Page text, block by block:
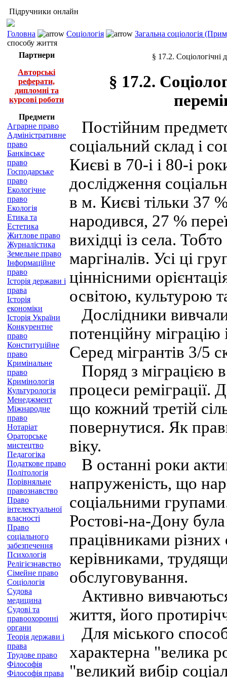
Підручники онлайн
Головна Соціологія
Загальна соціологія
способу життя
Партнери
Авторські
реферати,
дипломні та
курсові роботи
Предмети
Аграрне право
Адміністративне
право
Банківське
право
Господарське
право
Екологічне
право
Екологія
Етика та
Естетика
Житлове право
Журналістика
Земельне право
Інформаційне
право
Історія держави і
права
Історія
економіки
Історія України
Конкурентне
право
Конституційне
право
Кримінальне
право
Кримінологія
Культурологія
Менеджмент
Міжнародне
право
Нотаріат
Ораторське
мистецтво
Педагогіка
Податкове право
Політологія
Порівняльне
правознавство
Право
інтелектуальної
власності
Право
соціального
забезпечення
Психологія
Релігієзнавство
Сімейне право
Соціологія
Судова
медицина
Судові та
правоохоронні
органи
Теорія держави і
права
Трудове право
Філософія
Філософія права
§ 17.2. Соціологічні
§ 17.2.
Постійним
соціальний склад і
Києві в 70-і і 80-і
дослідження
в м. Києві тільки 37
народився, 27 %
вихідці із села.
маргіналів. Усі ці
ціннісними
освітою, культурою
Дослідники
потенційну міграцію
Серед мігрантів 3/5
Поряд з міграцією в
процеси реміграції.
що кожний третій
повернутися. Як
віку.
В останні роки
напруженість, що
соціальними
Ростові-на-Дону
працівниками різних
керівниками,
обслуговування.
Активно
життя, його
Для міського
характерна "велика
"великий вибір